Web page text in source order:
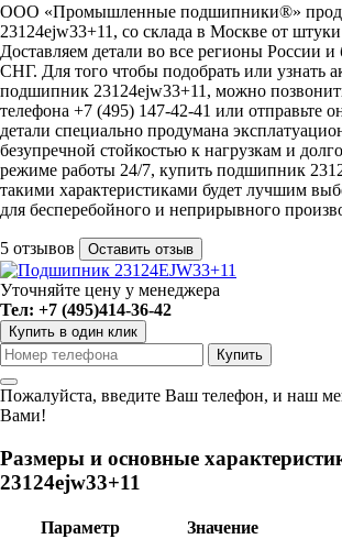
ООО «Промышленные подшипники®»
23124ejw33+11, со склада в Москве от
Доставляем детали во все регионы России
СНГ. Для того чтобы подобрать или узнать
подшипник 23124ejw33+11, можно
телефона +7 (495) 147-42-41 или отправьте
детали специально продумана
безупречной стойкостью к нагрузкам и
режиме работы 24/7, купить подшипник
такими характеристиками будет лучшим
для бесперебойного и неприрывного
5 отзывов Оставить отзыв
Уточняйте цену у менеджера
Тел: +7 (495)414-36-42
Купить в один клик
Пожалуйста, введите Ваш телефон, и наш
Вами!
Размеры и основные
23124ejw33+11
Параметр
Значение